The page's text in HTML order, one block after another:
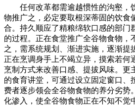
任何改革都需逾越惯性的沟壑，
物推广之，必定要取根深蒂固的饮食
合。持久顺应了精粮绵软口感的部门
的过程。正在食堂推广全谷物食物，
之，需系统规划、渐进实施，逐渐提
正在烹调身手上不竭立异，摸索若何
烹制方式来改善口感、提拔风味。更
的食育讲堂，可通过设立固定窗口、
费者逐步领会全谷物食物的养分劣势
化渗入，使全谷物食物正在不知不觉